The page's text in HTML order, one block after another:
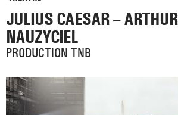
JULIUS CAESAR – ARTHUR
NAUZYCIEL
PRODUCTION TNB